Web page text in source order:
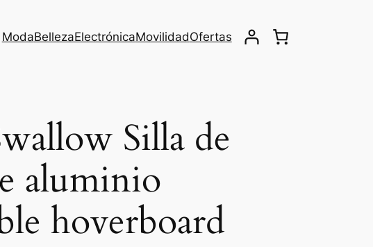
ModaBellezaElectrónicaMovilidadOfertas
Silla de
aluminio
hoverboard